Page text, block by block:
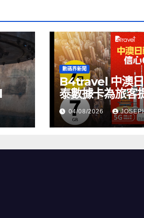
數碼界新聞
B4travel 中澳
泰數據卡為旅客
縫網絡體驗
04/08/2026